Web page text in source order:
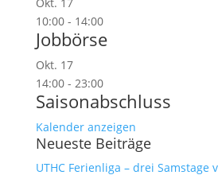
10:00- 14:00
Jobbörse
Okt. 17
14:00- 23:00
Saisonabschluss
Kalender anzeigen
Neueste Beiträge
UTHC Ferienliga – drei Samstage